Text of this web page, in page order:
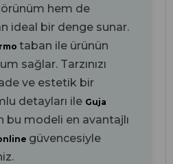
hem de
ideal bir denge sunar.
taban ile ürünün
sağlar. Tarzınızı
ve estetik bir
detayları ile Guja
bu modeli en avantajlı
güvencesiyle